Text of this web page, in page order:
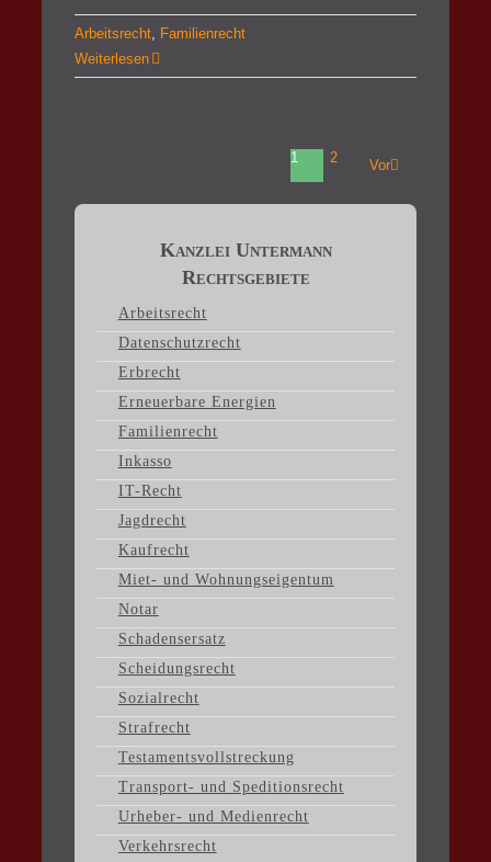
Arbeitsrecht,
Familienrecht
Weiterlesen
1 2 Vor
Kanzlei Untermann
Rechtsgebiete
Arbeitsrecht
Datenschutzrecht
Erbrecht
Erneuerbare Energien
Familienrecht
Inkasso
IT-Recht
Jagdrecht
Kaufrecht
Miet- und Wohnungseigentum
Notar
Schadensersatz
Scheidungsrecht
Sozialrecht
Strafrecht
Testamentsvollstreckung
Transport- und Speditionsrecht
Urheber- und Medienrecht
Verkehrsrecht